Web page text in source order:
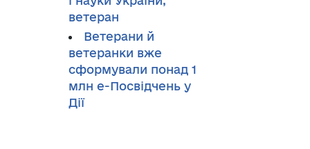
ветеран
Ветерани й
ветеранки вже
сформували понад 1
млн е-Посвідчень у
Дії